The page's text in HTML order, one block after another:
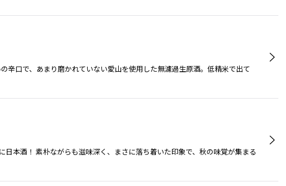
辛口で、あまり磨かれていない愛山を使用した無濾過生原酒。低精米で出て
本酒！ 素朴ながらも滋味深く、まさに落ち着いた印象で、秋の味覚が集まる